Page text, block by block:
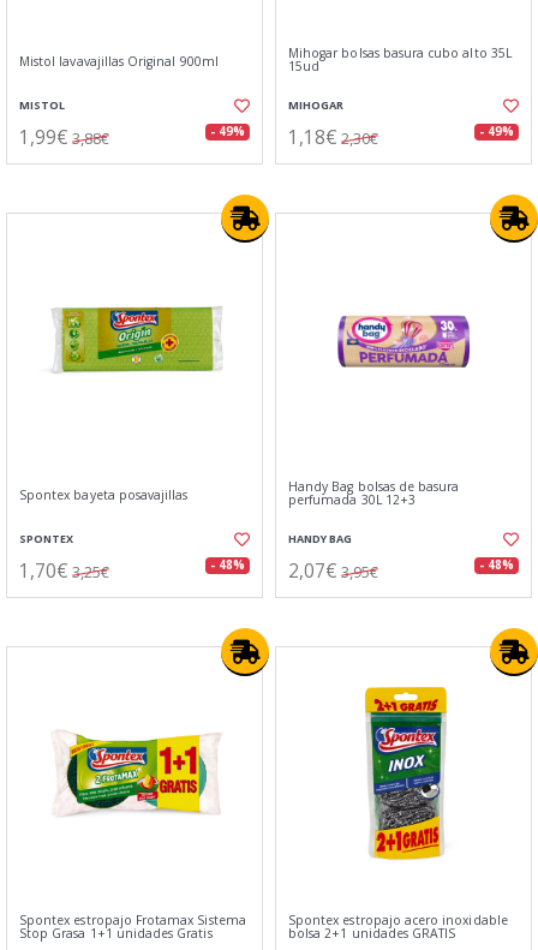
Mistol lavavajillas Original 900ml
MISTOL
1,99€ 3,88€ - 49%
Mihogar bolsas basura cubo alto 35L
15ud
MIHOGAR
1,18€ 2,30€ - 49%
Spontex bayeta posavajillas
SPONTEX
1,70€ 3,25€ - 48%
Handy Bag bolsas de basura
perfumada 30L 12+3
HANDY BAG
2,07€ 3,95€ - 48%
Spontex estropajo Frotamax Sistema
Stop Grasa 1+1 unidades Gratis
Spontex estropajo acero inoxidable
bolsa 2+1 unidades GRATIS